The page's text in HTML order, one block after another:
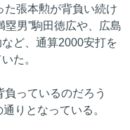
た張本勲が背負い続け
塁男”駒田徳広や、広島
ど、通算2000安打を
た。
っているのだろう
りとなっている。